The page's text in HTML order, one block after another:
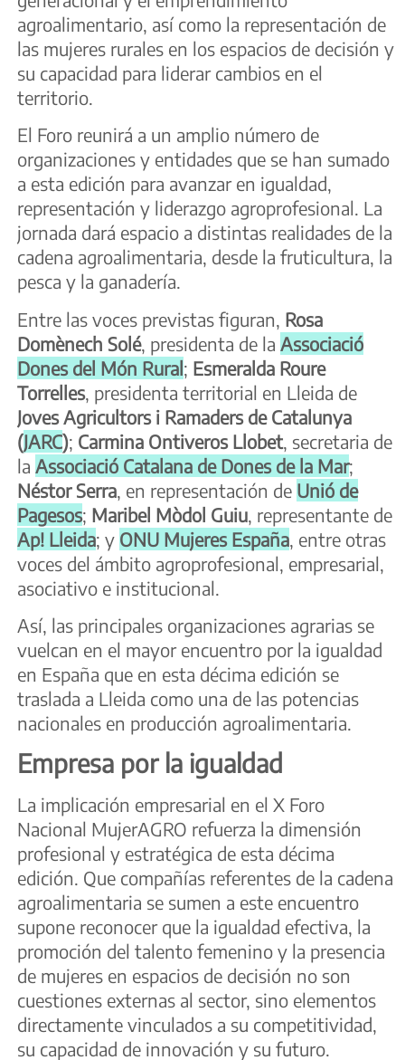
agroalimentario, así como la representación de
las mujeres rurales en los espacios de decisión y
su capacidad para liderar cambios en el
territorio.
El Foro reunirá a un amplio número de
organizaciones y entidades que se han sumado
a esta edición para avanzar en igualdad,
representación y liderazgo agroprofesional. La
jornada dará espacio a distintas realidades de la
cadena agroalimentaria, desde la fruticultura, la
pesca y la ganadería.
Entre las voces previstas figuran, Rosa
Domènech Solé, presidenta de la Associació
Dones del Món Rural; Esmeralda Roure
Torrelles, presidenta territorial en Lleida de
Joves Agricultors i Ramaders de Catalunya
(JARC); Carmina Ontiveros Llobet , secretaria de
la Associació Catalana de Dones de la Mar;
Néstor Serra , en representación de Unió de
Pagesos; Maribel Mòdol Guiu , representante de
Ap! Lleida; y ONU Mujeres España , entre otras
voces del ámbito agroprofesional, empresarial,
asociativo e institucional.
Así, las principales organizaciones agrarias se
vuelcan en el mayor encuentro por la igualdad
en España que en esta décima edición se
traslada a Lleida como una de las potencias
nacionales en producción agroalimentaria.
Empresa por la igualdad
La implicación empresarial en el X Foro
Nacional MujerAGRO refuerza la dimensión
profesional y estratégica de esta décima
edición. Que compañías referentes de la cadena
agroalimentaria se sumen a este encuentro
supone reconocer que la igualdad efectiva, la
promoción del talento femenino y la presencia
de mujeres en espacios de decisión no son
cuestiones externas al sector, sino elementos
directamente vinculados a su competitividad,
su capacidad de innovación y su futuro.